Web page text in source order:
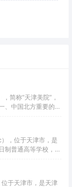
简称“天津美院”，
、中国北方重要的美
，位于天津市，是
制普通高等学校，为
于天津市，是天津